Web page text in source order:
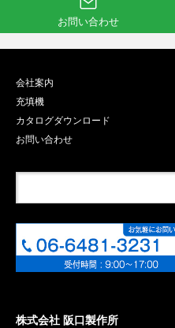
お問い合わせ
会社案内
充填機
カタログダウンロード
お問い合わせ
株式会社 阪口製作所